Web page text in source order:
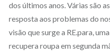
dos últimos anos. Várias são
resposta aos problemas do
visão que surge a RE.para,
recupera roupa em segunda